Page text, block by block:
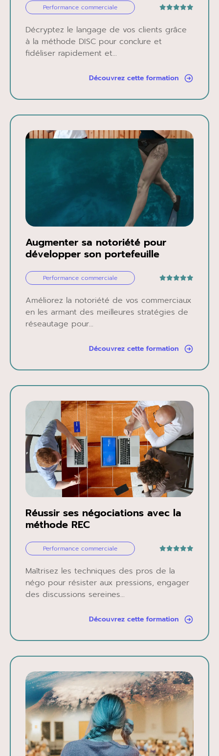
Performance commerciale
Décryptez le langage de vos clients grâce
à la méthode DISC pour conclure et
fidéliser rapidement et...
Découvrez cette formation
Augmenter sa notoriété pour
développer son portefeuille
Performance commerciale
Améliorez la notoriété de vos commerciaux
en les armant des meilleures stratégies de
réseautage pour...
Découvrez cette formation
Réussir ses négociations avec la
méthode REC
Performance commerciale
Maîtrisez les techniques des pros de la
négo pour résister aux pressions, engager
des discussions sereines...
Découvrez cette formation